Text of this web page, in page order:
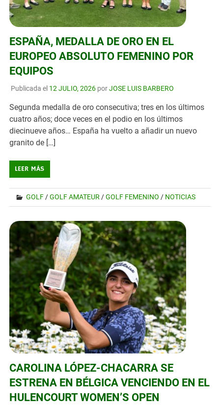
ESPAÑA, MEDALLA DE ORO EN EL
EUROPEO ABSOLUTO FEMENINO POR
EQUIPOS
Publicada el 12 JULIO, 2026porJOSE LUIS BARBERO
Segunda medalla de oro consecutiva; tres en los últimos
cuatro años; doce veces en el podio en los últimos
diecinueve años… España ha vuelto a añadir un nuevo
granito de […]
LEER MÁS
GOLF /GOLF AMATEUR /GOLF FEMENINO / NOTICIAS
CAROLINA LÓPEZ-CHACARRA SE
ESTRENA EN BÉLGICA VENCIENDO EN EL
HULENCOURT WOMEN’S OPEN